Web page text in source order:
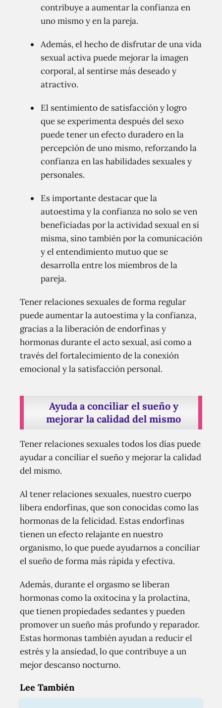
contribuye a aumentar la confianza en
uno mismo y en la pareja.
Además, el hecho de disfrutar de una vida
sexual activa puede mejorar la imagen
corporal, al sentirse más deseado y
atractivo.
El sentimiento de satisfacción y logro
que se experimenta después del sexo
puede tener un efecto duradero en la
percepción de uno mismo, reforzando la
confianza en las habilidades sexuales y
personales.
Es importante destacar que la
autoestima y la confianza no solo se ven
beneficiadas por la actividad sexual en sí
misma, sino también por la comunicación
y el entendimiento mutuo que se
desarrolla entre los miembros de la
pareja.
Tener relaciones sexuales de forma regular
puede aumentar la autoestima y la confianza,
gracias a la liberación de endorfinas y
hormonas durante el acto sexual, así como a
través del fortalecimiento de la conexión
emocional y la satisfacción personal.
Ayuda a conciliar el sueño y
mejorar la calidad del mismo
Tener relaciones sexuales todos los días puede
ayudar a conciliar el sueño y mejorar la calidad
del mismo.
Al tener relaciones sexuales, nuestro cuerpo
libera endorfinas, que son conocidas como las
hormonas de la felicidad. Estas endorfinas
tienen un efecto relajante en nuestro
organismo, lo que puede ayudarnos a conciliar
el sueño de forma más rápida y efectiva.
Además, durante el orgasmo se liberan
hormonas como la oxitocina y la prolactina,
que tienen propiedades sedantes y pueden
promover un sueño más profundo y reparador.
Estas hormonas también ayudan a reducir el
estrés y la ansiedad, lo que contribuye a un
mejor descanso nocturno.
Lee También